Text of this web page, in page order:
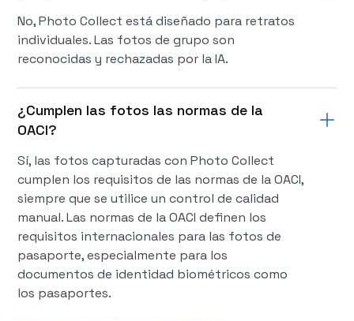
No, Photo Collect está diseñado para retratos
individuales. Las fotos de grupo son
reconocidas y rechazadas por la IA.
¿Cumplen las fotos las normas de la
OACI?
Sí, las fotos capturadas con Photo Collect
cumplen los requisitos de las normas de la OACI,
siempre que se utilice un control de calidad
manual. Las normas de la OACI definen los
requisitos internacionales para las fotos de
pasaporte, especialmente para los
documentos de identidad biométricos como
los pasaportes.